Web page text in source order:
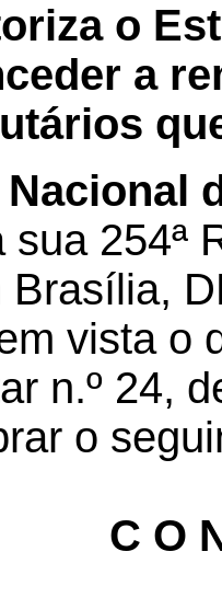
o
a
sua 254ª
Brasília,
vista o
n.º 24,
o
C O